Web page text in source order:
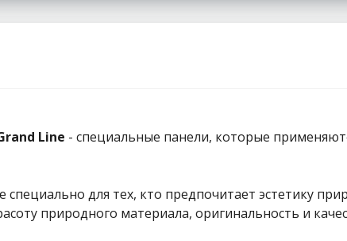
Line - специальные панели, которые
специально для тех, кто предпочитает эстетику
природного материала, оригинальность и